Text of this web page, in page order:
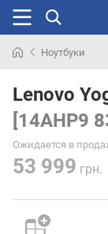
раньше
Ноутбуки
Lenovo
[14AHP9
Ожидается в
53 999 грн.